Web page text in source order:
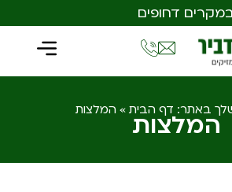
באתר:דף הבית»המלצות המלצות